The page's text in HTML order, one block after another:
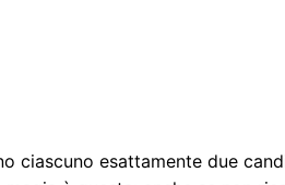
ciascuno esattamente due